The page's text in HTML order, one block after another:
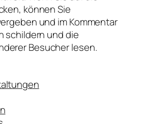
können Sie
und im Kommentar
schildern und die
Besucher lesen.